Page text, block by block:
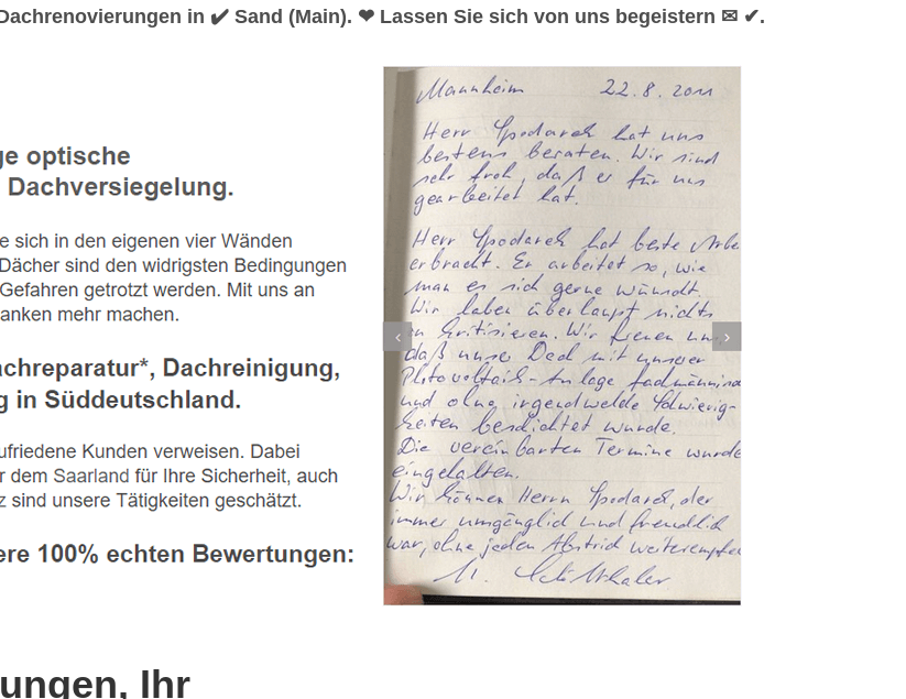
in ✔️ Sand (Main). ❤ Lassen Sie sich von uns begeistern ✉ ✔.
Ihr